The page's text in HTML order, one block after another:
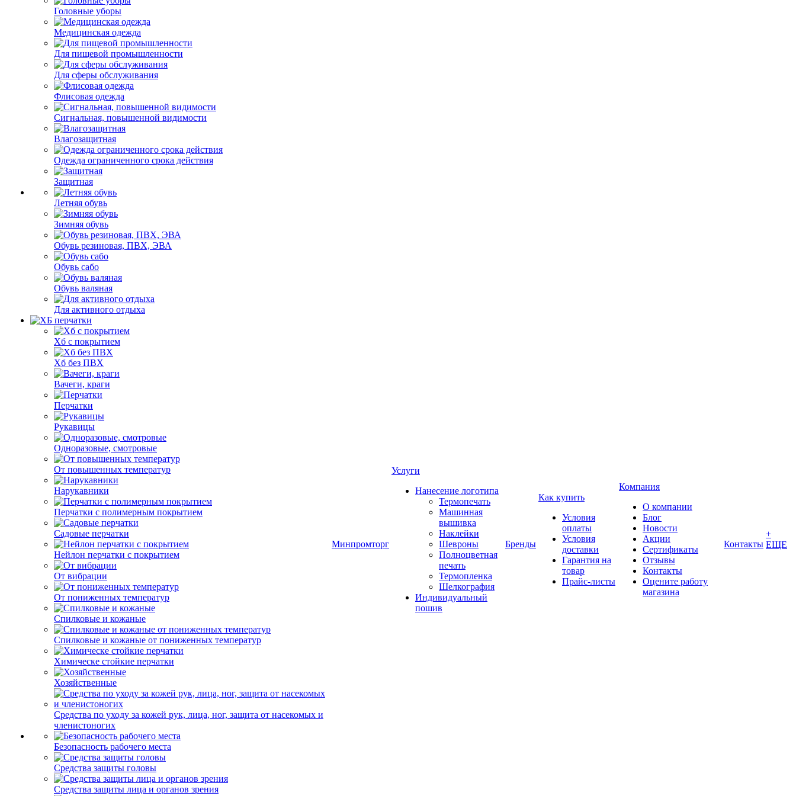
Головные уборы
Медицинская одежда
Для пищевой промышленности
Для сферы обслуживания
Флисовая одежда
Сигнальная, повышенной видимости
Влагозащитная
Одежда ограниченного срока действия
Защитная
Летняя обувь
Зимняя обувь
Обувь резиновая, ПВХ, ЭВА
Обувь сабо
Обувь валяная
Для активного отдыха
Хб с покрытием
Хб без ПВХ
Вачеги, краги
Перчатки
Рукавицы
Одноразовые, смотровые
От повышенных температур
Нарукавники
Перчатки с полимерным покрытием
Садовые перчатки
Нейлон перчатки с покрытием
От вибрации
От пониженных температур
Спилковые и кожаные
Спилковые и кожаные от пониженных температур
Химическе стойкие перчатки
Хозяйственные
Средства по уходу за кожей рук, лица, ног, защита от насекомых и
членистоногих
Безопасность рабочего места
Средства защиты головы
Средства защиты лица и органов зрения
Минпромторг
Услуги
Нанесение логотипа
Термопечать
Машинная
вышивка
Наклейки
Шевроны
Полноцветная
печать
Термопленка
Шелкография
Индивидуальный
пошив
Бренды
Как купить
Условия
оплаты
Условия
доставки
Гарантия на
товар
Прайс-листы
Компания
О компании
Блог
Новости
Акции
Сертификаты
Отзывы
Контакты
Оцените работу
магазина
Контакты
+
ЕЩЕ